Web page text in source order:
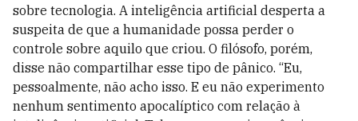
sobre tecnologia. A inteligência artificial desperta a
suspeita de que a humanidade possa perder o
controle sobre aquilo que criou. O filósofo, porém,
disse não compartilhar esse tipo de pânico. “Eu,
pessoalmente, não acho isso. E eu não experimento
nenhum sentimento apocalíptico com relação à